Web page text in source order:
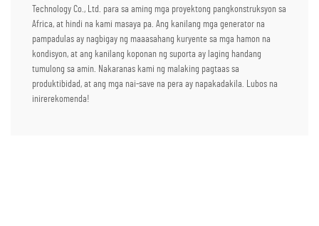
Technology Co., Ltd. para sa aming mga proyektong pangkonstruksyon sa
Africa, at hindi na kami masaya pa. Ang kanilang mga generator na
pampadulas ay nagbigay ng maaasahang kuryente sa mga hamon na
kondisyon, at ang kanilang koponan ng suporta ay laging handang
tumulong sa amin. Nakaranas kami ng malaking pagtaas sa
produktibidad, at ang mga nai-save na pera ay napakadakila. Lubos na
inirerekomenda!